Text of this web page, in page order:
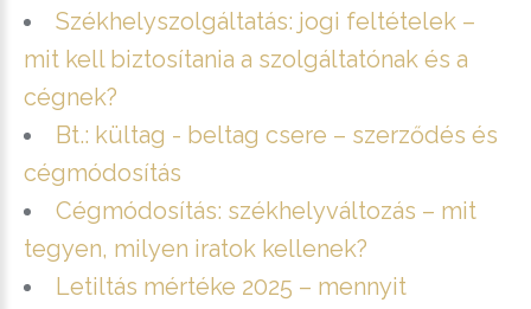
Székhelyszolgáltatás: jogi feltételek –
mit kell biztosítania a szolgáltatónak és a
cégnek?
Bt.: kültag - beltag csere – szerződés és
cégmódosítás
Cégmódosítás: székhelyváltozás – mit
tegyen, milyen iratok kellenek?
Letiltás mértéke 2025 – mennyit